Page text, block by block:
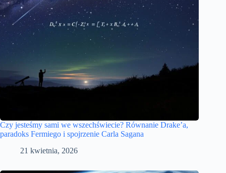
Czy jesteśmy sami we wszechświecie? Równanie Drake’a,
paradoks Fermiego i spojrzenie Carla Sagana
21 kwietnia, 2026